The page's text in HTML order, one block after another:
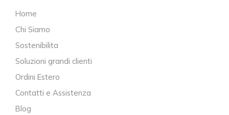
Home
Chi Siamo
Sostenibilita
Soluzioni grandi clienti
Ordini Estero
Contatti e Assistenza
Blog